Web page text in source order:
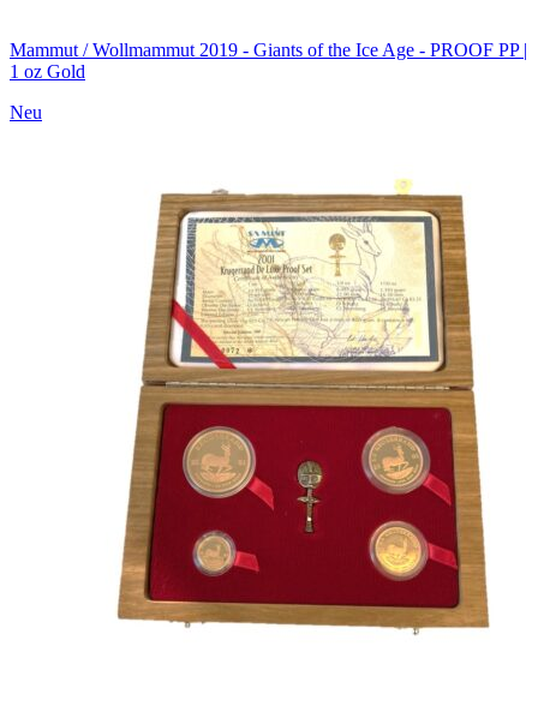
Mammut / Wollmammut 2019 - Giants of the Ice Age - PROOF PP |
1 oz Gold
Neu